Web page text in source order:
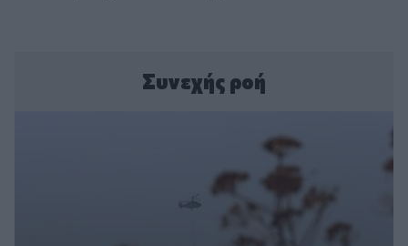
Συνεχής ροή